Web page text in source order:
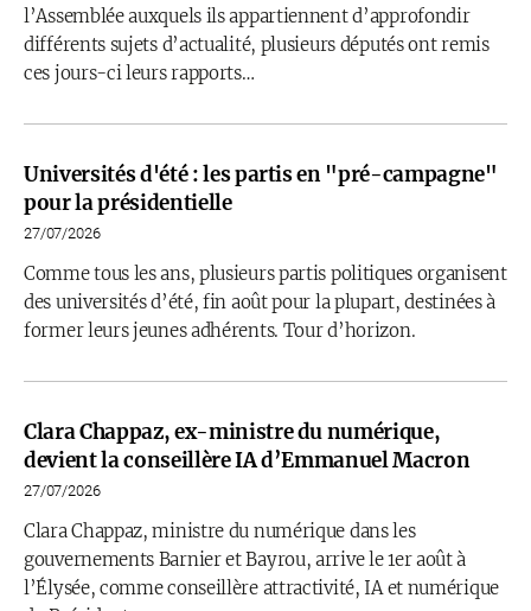
l’Assemblée auxquels ils appartiennent d’approfondir
différents sujets d’actualité, plusieurs députés ont remis
ces jours-ci leurs rapports…
Universités d'été : les partis en "pré-campagne"
pour la présidentielle
27/07/2026
Comme tous les ans, plusieurs partis politiques organisent
des universités d’été, fin août pour la plupart, destinées à
former leurs jeunes adhérents. Tour d’horizon.
Clara Chappaz, ex-ministre du numérique,
devient la conseillère IA d’Emmanuel Macron
27/07/2026
Clara Chappaz, ministre du numérique dans les
gouvernements Barnier et Bayrou, arrive le 1er août à
l’Élysée, comme conseillère attractivité, IA et numérique